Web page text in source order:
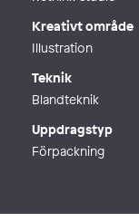
Kreativt område
Illustration
Teknik
Blandteknik
Uppdragstyp
Förpackning